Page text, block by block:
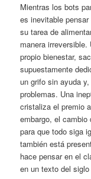
Mientras los bots
es inevitable
su tarea de
manera
propio bienestar,
supuestamente
un grifo sin ayuda
problemas. Una
cristaliza el premio
embargo, el cambio
para que todo siga
también está
hace pensar en el
en un texto del